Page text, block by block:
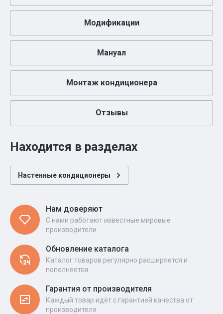
Модификации
Мануал
Монтаж кондиционера
Отзывы
Находится в разделах
Настенные кондиционеры
Нам доверяют
С нами работают известные мировые
производители
Обновление каталога
Каталог товаров регулярно расширяется и
пополняется
Гарантия от производителя
Каждый товар идёт с гарантией качества от
производителя